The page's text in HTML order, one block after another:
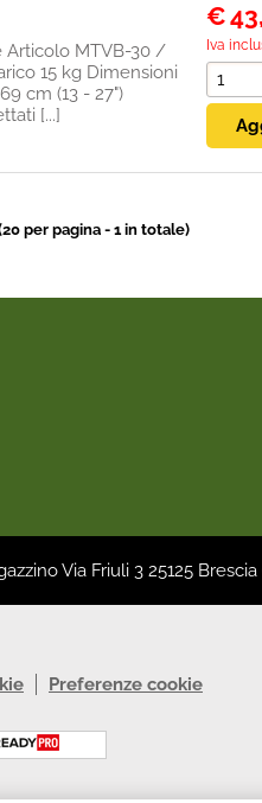
Articolo MTVB-30 /
15 kg Dimensioni
cm (13 - 27")
[...]
€
Iva
per pagina - 1 in totale)
Via Friuli 3 25125
Preferenze cookie